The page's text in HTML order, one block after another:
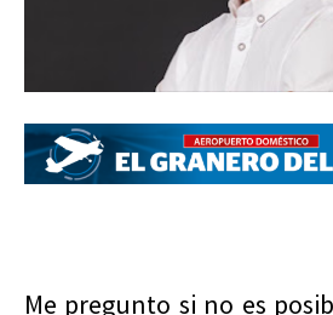
Me pregunto si no es